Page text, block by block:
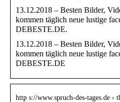
13.12.2018 – Besten Bilder,
kommen täglich neue lustige
DEBESTE.DE.
13.12.2018 – Besten Bilder,
kommen täglich neue lustige
DEBESTE.DE
http s://www.spruch-des-tages.de ›